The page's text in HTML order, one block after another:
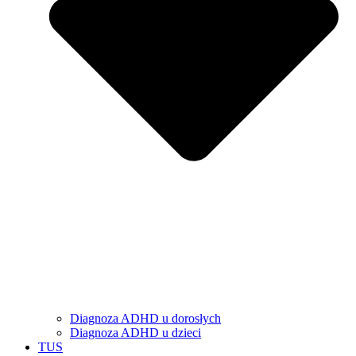
Diagnoza ADHD u dorosłych
Diagnoza ADHD u dzieci
TUS